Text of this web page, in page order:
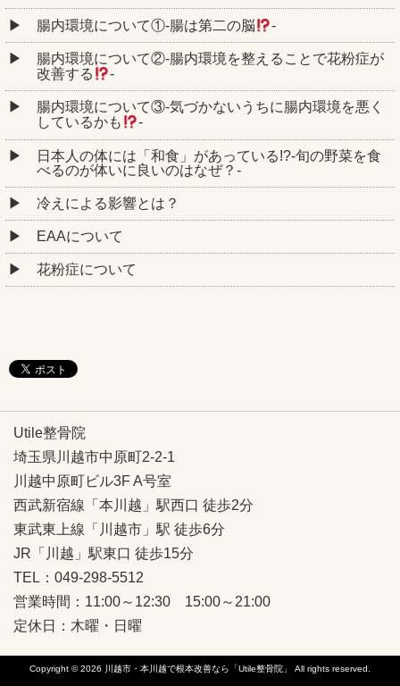
腸内環境について①‐腸は第二の脳 ‐
腸内環境について②‐腸内環境を整えることで花粉症が
改善する
‐
腸内環境について③‐気づかないうちに腸内環境を悪く
しているかも
‐
日本人の体には「和食」があっている!?-旬の野菜を食
べるのが体いに良いのはなぜ？-
冷えによる影響とは？
EAAについて
花粉症について
Utile整骨院
埼玉県川越市中原町2-2-1
川越中原町ビル3F A号室
西武新宿線「本川越」駅西口 徒歩2分
東武東上線「川越市」駅 徒歩6分
JR「川越」駅東口 徒歩15分
TEL：049-298-5512
営業時間：11:00～12:30 15:00～21:00
定休日：木曜・日曜
Copyright © 2026 川越市・本川越で根本改善なら「Utile整骨院」 All rights reserved.